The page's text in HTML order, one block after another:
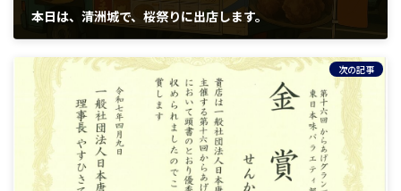
本日は、清洲城で、桜祭りに出店します。
次の記事